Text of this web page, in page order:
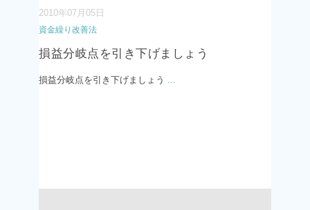
2010年07月05日
資金繰り改善法
損益分岐点を引き下げましょう
損益分岐点を引き下げましょう ...